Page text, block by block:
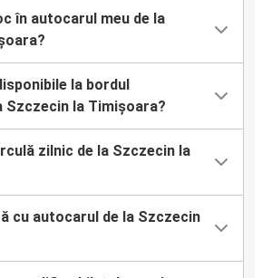
în autocarul meu de la
la bordul
Szczecin la Timișoara?
zilnic de la Szczecin la
cu autocarul de la Szczecin